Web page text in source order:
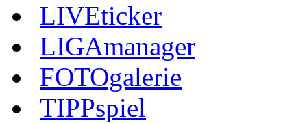
LIVEticker
LIGAmanager
FOTOgalerie
TIPPspiel